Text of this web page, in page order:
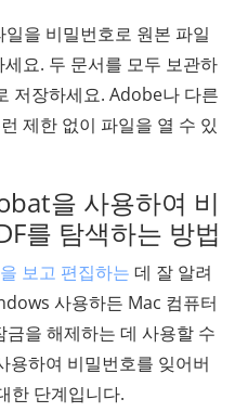
을 비밀번호로 원본 파일
세요. 두 문서를 모두 보관하
저장하세요. Adobe나 다른
제한 없이 파일을 열 수 있
을 사용하여 비
를 탐색하는 방법
보고 편집하는 데 잘 알려
사용하든 Mac 컴퓨터
을 해제하는 데 사용할 수
용하여 비밀번호를 잊어버
한 단계입니다.